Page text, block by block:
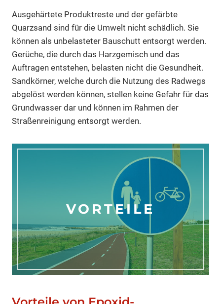
Ausgehärtete Produktreste und der gefärbte
Quarzsand sind für die Umwelt nicht schädlich. Sie
können als unbelasteter Bauschutt entsorgt werden.
Gerüche, die durch das Harzgemisch und das
Auftragen entstehen, belasten nicht die Gesundheit.
Sandkörner, welche durch die Nutzung des Radwegs
abgelöst werden können, stellen keine Gefahr für das
Grundwasser dar und können im Rahmen der
Straßenreinigung entsorgt werden.
VORTEILE